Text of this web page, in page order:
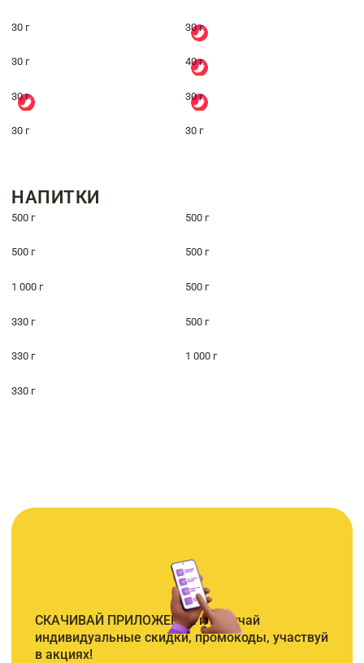
30 г 30 г
30 г 40 г
30 г 30 г
30 г 30 г
НАПИТКИ
500 г 500 г
500 г 500 г
1 000 г 500 г
330 г 500 г
330 г 1 000 г
330 г
СКАЧИВАЙ ПРИЛОЖЕНИЕ и получай
индивидуальные скидки, промокоды, участвуй
в акциях!